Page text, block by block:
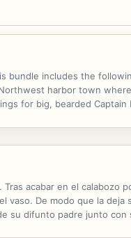
bundle includes the
Northwest harbor town
for big, bearded Captain
acabar en el calabozo
vaso. De modo que la deja
su difunto padre junto con